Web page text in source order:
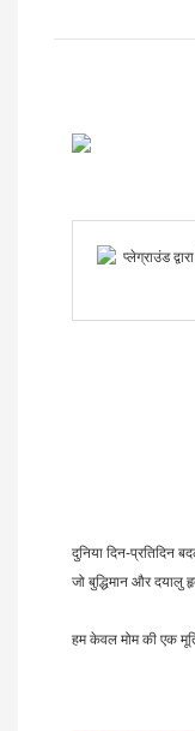
दुनिया दिन-प्रतिदिन
जो बुद्धिमान और
हम केवल मोम की एक